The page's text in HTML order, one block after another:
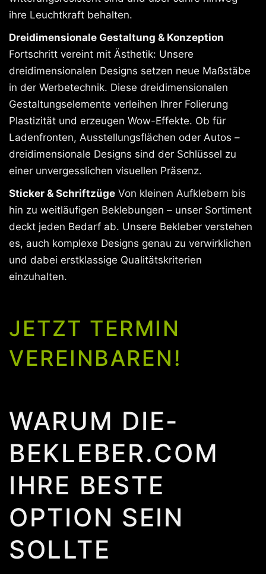
ihre Leuchtkraft behalten.
Dreidimensionale Gestaltung & Konzeption
Fortschritt vereint mit Ästhetik: Unsere
dreidimensionalen Designs setzen neue Maßstäbe
in der Werbetechnik. Diese dreidimensionalen
Gestaltungselemente verleihen Ihrer Folierung
Plastizität und erzeugen Wow-Effekte. Ob für
Ladenfronten, Ausstellungsflächen oder Autos –
dreidimensionale Designs sind der Schlüssel zu
einer unvergesslichen visuellen Präsenz.
Sticker & Schriftzüge Von kleinen Aufklebern bis
hin zu weitläufigen Beklebungen – unser Sortiment
deckt jeden Bedarf ab. Unsere Bekleber verstehen
es, auch komplexe Designs genau zu verwirklichen
und dabei erstklassige Qualitätskriterien
einzuhalten.
JETZT TERMIN
VEREINBAREN!
WARUM DIE-
BEKLEBER.COM
IHRE BESTE
OPTION SEIN
SOLLTE